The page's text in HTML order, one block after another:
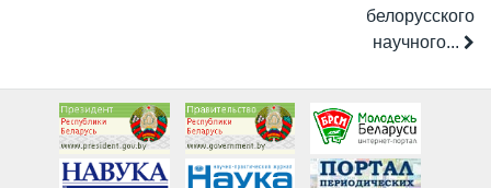
белорусского
научного...